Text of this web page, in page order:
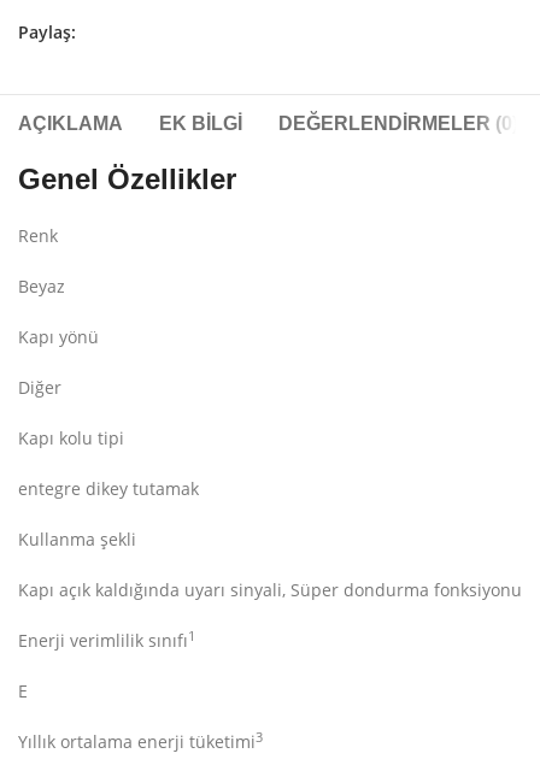
Paylaş:
AÇIKLAMA EK BILGI DEĞERLENDIRMELER (0)
Genel Özellikler
Renk
Beyaz
Kapı yönü
Diğer
Kapı kolu tipi
entegre dikey tutamak
Kullanma şekli
Kapı açık kaldığında uyarı sinyali, Süper dondurma fonksiyonu
Enerji verimlilik sınıfı1
E
Yıllık ortalama enerji tüketimi3